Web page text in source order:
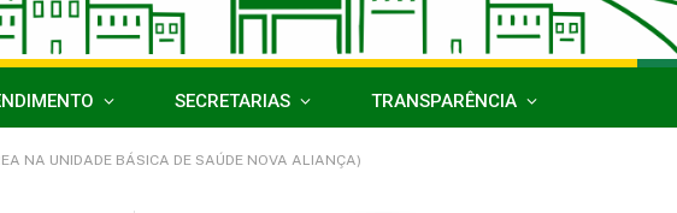
SECRETARIAS TRANSPARÊNCIA
NA UNIDADE BÁSICA DE SAÚDE NOVA ALIANÇA)